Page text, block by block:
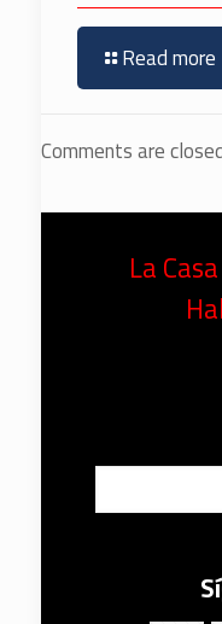
Read more
Comments are
La